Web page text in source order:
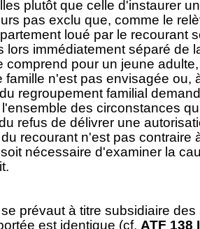
plutôt que celle d'instaurer
pas exclu que, comme le
loué par le recourant
lors immédiatement séparé de
comprend pour un jeune
famille n'est pas envisagée ou,
regroupement familial
des circonstances
refus de délivrer une
recourant n'est pas contraire
nécessaire d'examiner la
prévaut à titre subsidiaire des
est identique (cf. ATF 138